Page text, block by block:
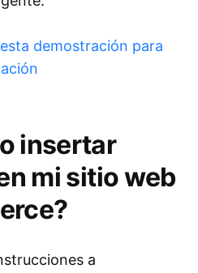
demostración para
insertar
mi sitio web
a